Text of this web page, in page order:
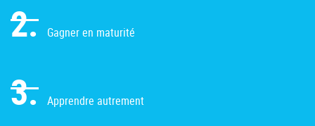
2. Gagner en maturité
3. Apprendre autrement